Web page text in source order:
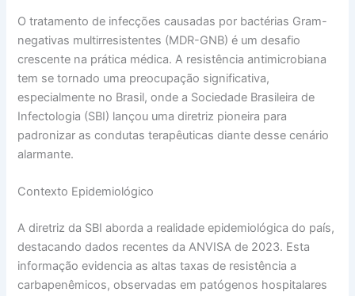
O tratamento de infecções causadas por bactérias Gram-
negativas multirresistentes (MDR-GNB) é um desafio
crescente na prática médica. A resistência antimicrobiana
tem se tornado uma preocupação significativa,
especialmente no Brasil, onde a Sociedade Brasileira de
Infectologia (SBI) lançou uma diretriz pioneira para
padronizar as condutas terapêuticas diante desse cenário
alarmante.
Contexto Epidemiológico
A diretriz da SBI aborda a realidade epidemiológica do país,
destacando dados recentes da ANVISA de 2023. Esta
informação evidencia as altas taxas de resistência a
carbapenêmicos, observadas em patógenos hospitalares